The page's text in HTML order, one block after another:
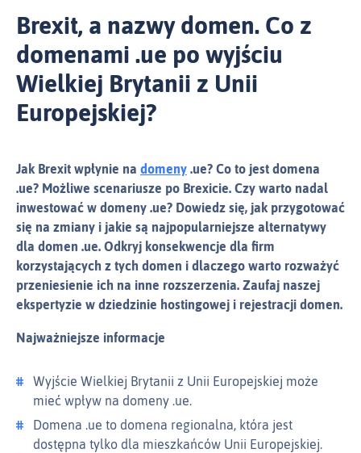
Brexit, a nazwy domen. Co z
domenami .ue po wyjściu
Wielkiej Brytanii z Unii
Europejskiej?
Jak Brexit wpłynie na domeny .ue? Co to jest domena
.ue? Możliwe scenariusze po Brexicie. Czy warto nadal
inwestować w domeny .ue? Dowiedz się, jak przygotować
się na zmiany i jakie są najpopularniejsze alternatywy
dla domen .ue. Odkryj konsekwencje dla firm
korzystających z tych domen i dlaczego warto rozważyć
przeniesienie ich na inne rozszerzenia. Zaufaj naszej
ekspertyzie w dziedzinie hostingowej i rejestracji domen.
Najważniejsze informacje
Wyjście Wielkiej Brytanii z Unii Europejskiej może
mieć wpływ na domeny .ue.
Domena .ue to domena regionalna, która jest
dostępna tylko dla mieszkańców Unii Europejskiej.